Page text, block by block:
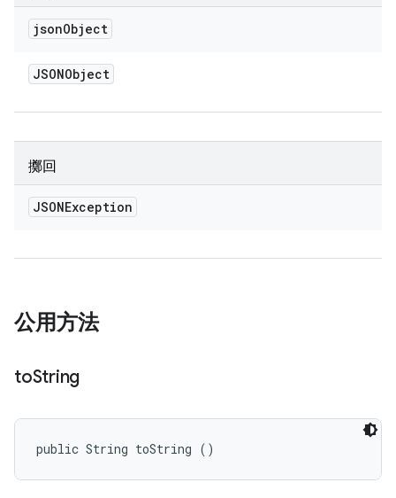
jsonObject
JSONObject
擲回
JSONException
公用方法
toString
public String toString ()